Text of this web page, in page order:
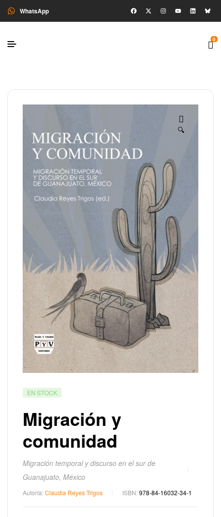
WhatsApp
0
🔍
EN STOCK
Migración y
comunidad
Migración temporal y discurso en el sur de
Guanajuato, México
Autoría:Claudia Reyes Trigos ISBN:978-84-16032-34-1